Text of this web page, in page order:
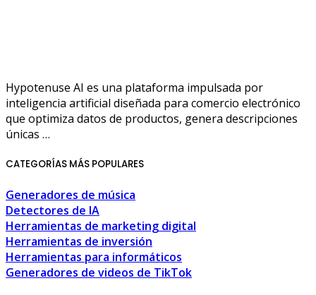
Hypotenuse AI es una plataforma impulsada por
inteligencia artificial diseñada para comercio electrónico
que optimiza datos de productos, genera descripciones
únicas …
CATEGORÍAS MÁS POPULARES
Generadores de música
Detectores de IA
Herramientas de marketing digital
Herramientas de inversión
Herramientas para informáticos
Generadores de videos de TikTok